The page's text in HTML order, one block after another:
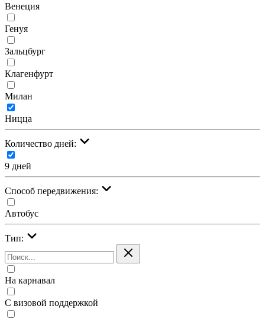
Венеция
Генуя
Зальцбург
Клагенфурт
Милан
Ницца
Количество дней:
9 дней
Cпособ передвижения:
Автобус
Тип:
На карнавал
С визовой поддержкой